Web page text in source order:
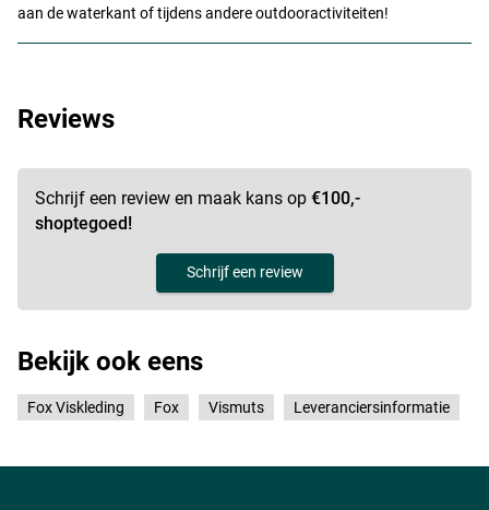
aan de waterkant of tijdens andere outdooractiviteiten!
Reviews
Schrijf een review en maak kans op €100,-
shoptegoed!
Schrijf een review
Bekijk ook eens
Fox Viskleding Fox Vismuts Leveranciersinformatie